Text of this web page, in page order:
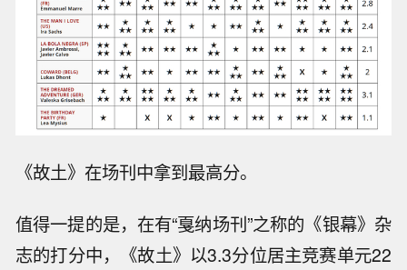
《故土》在场刊中拿到最高分。
值得一提的是，在有“戛纳场刊”之称的《银幕》杂
志的打分中，《故土》以3.3分位居主竞赛单元22